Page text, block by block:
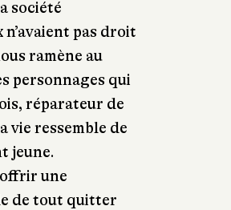
société
pas droit
ramène au
personnages qui
réparateur de
vie ressemble de
jeune.
une
de tout quitter